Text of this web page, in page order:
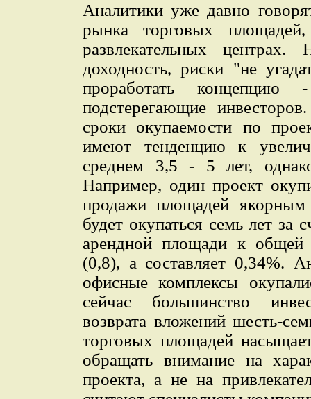
Аналитики уже давно
рынка торговых
развлекательных
доходность, риски "не
проработать концепцию
подстерегающие
сроки окупаемости по
имеют тенденцию к
среднем 3,5 - 5 лет,
Например, один проект
продажи площадей якорным
будет окупаться семь лет за
арендной площади к общей
(0,8), а составляет 0,34%.
офисные комплексы
сейчас большинство
возврата вложений шесть-
торговых площадей
обращать внимание на
проекта, а не на